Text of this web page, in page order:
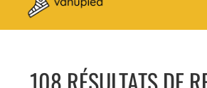
108 RÉSULTATS DE